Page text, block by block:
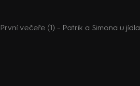
První večeře (1) - Patrik a Simona u jídla